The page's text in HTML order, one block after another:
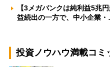
【3メガバンクは純利益5兆
益続出の一方で、中小企業
投資ノウハウ満載コミ